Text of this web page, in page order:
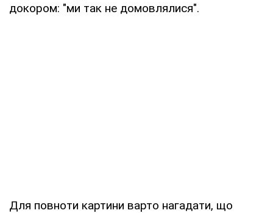
докором: "ми так не домовлялися".
Для повноти картини варто нагадати, що